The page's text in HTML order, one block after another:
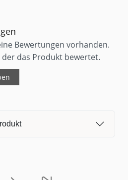
Bewertungen vorhanden.
der das Produkt bewertet.